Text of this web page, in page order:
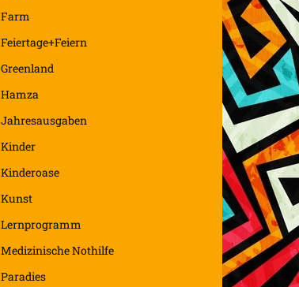
Farm
Feiertage+Feiern
Greenland
Hamza
Jahresausgaben
Kinder
Kinderoase
Kunst
Lernprogramm
Medizinische Nothilfe
Paradies